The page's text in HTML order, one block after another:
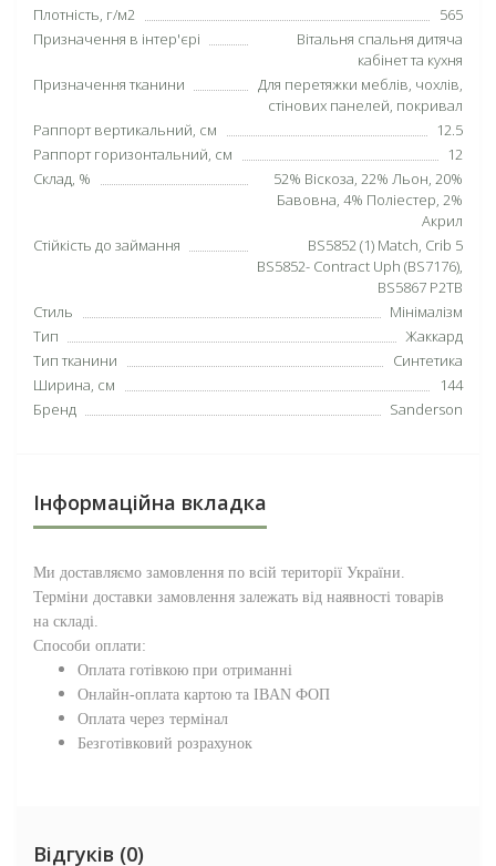
Плотність, г/м2
565
Призначення в інтер'єрі
Вітальня спальня дитяча
кабінет та кухня
Призначення тканини
Для перетяжки меблів, чохлів,
стінових панелей, покривал
Раппорт вертикальний, см
12.5
Раппорт горизонтальний, см
12
Склад, %
52% Віскоза, 22% Льон, 20%
Бавовна, 4% Поліестер, 2%
Акрил
Стійкість до займання
BS5852 (1) Match, Crib 5
BS5852- Contract Uph (BS7176),
BS5867 P2TB
Стиль
Мінімалізм
Тип
Жаккард
Тип тканини
Синтетика
Ширина, см
144
Бренд
Sanderson
Інформаційна вкладка
Ми доставляємо замовлення по всій території України.
Терміни доставки замовлення залежать від наявності товарів
на складі.
Способи оплати:
Оплата готівкою при отриманні
Онлайн-оплата картою та IBAN ФОП
Оплата через термінал
Безготівковий розрахунок
Відгуків (0)